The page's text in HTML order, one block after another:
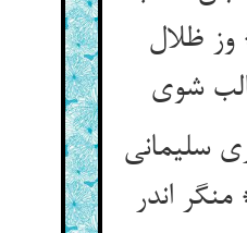
ظلال
شوی
سلیمانی
اندر